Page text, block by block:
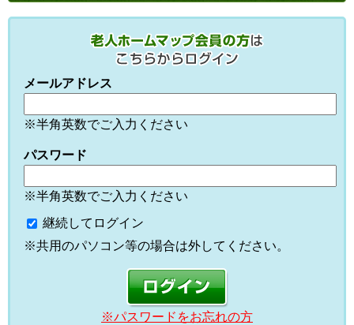
メールアドレス
※半角英数でご入力ください
パスワード
※半角英数でご入力ください
継続してログイン
※共用のパソコン等の場合は外してください。
※パスワードをお忘れの方